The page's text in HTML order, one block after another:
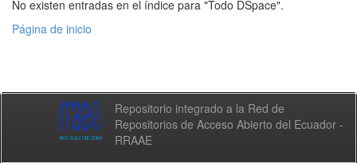
No existen entradas en el índice para "Todo DSpace".
Página de inicio
Repositorio integrado a la Red de
Repositorios de Acceso Abierto del Ecuador -
RRAAE